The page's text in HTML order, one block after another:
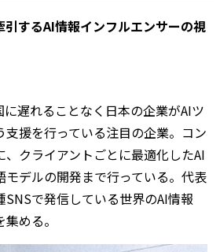
するAI情報インフルエンサーの視
遅れることなく日本の企業がAIツ
支援を行っている注目の企業。コン
クライアントごとに最適化したAI
モデルの開発まで行っている。代表
で発信している世界のAI情報
める。